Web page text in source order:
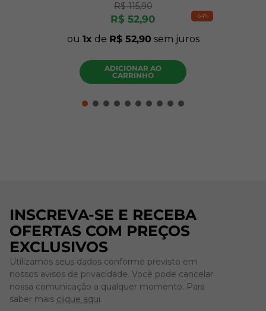
-54%
R$ 115,90
R$ 52,90
ou 1 de R$ 52,90 sem juros
ADICIONAR AO
CARRINHO
INSCREVA-SE E RECEBA
OFERTAS COM PREÇOS
EXCLUSIVOS
Utilizamos seus dados conforme previsto em
nossos avisos de privacidade. Você pode cancelar
nossa comunicação a qualquer momento. Para
saber mais clique aqui.